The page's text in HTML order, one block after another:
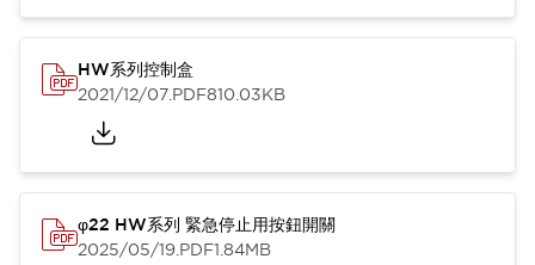
HW系列控制盒
2021/12/07.PDF810.03KB
φ22 HW系列 緊急停止用按鈕開關
2025/05/19.PDF1.84MB